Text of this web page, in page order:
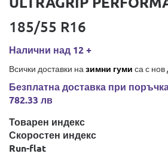
185/55 R16
Налични над 12 +
Всички доставки на зимни гуми са с
Безплатна доставка при
782.33 лв
Товарен индекс
Скоростен индекс
Run-flat